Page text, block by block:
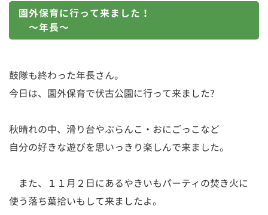
園外保育に行って来ました！
～年長～
鼓隊も終わった年長さん。
今日は、園外保育で伏古公園に行って来ました?
秋晴れの中、滑り台やぶらんこ・おにごっこなど
自分の好きな遊びを思いっきり楽しんで来ました。
また、１１月２日にあるやきいもパーティの焚き火に
使う落ち葉拾いもして来ましたよ。